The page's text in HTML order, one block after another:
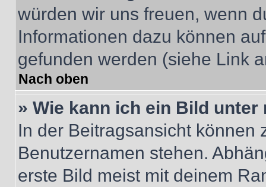
würden wir uns freuen, wenn
Informationen dazu können
gefunden werden (siehe Link
Nach oben
» Wie kann ich ein Bild
In der Beitragsansicht können
Benutzernamen stehen.
erste Bild meist mit deinem